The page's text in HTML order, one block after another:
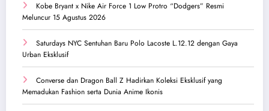
Kobe Bryant x Nike Air Force 1 Low Protro “Dodgers” Resmi
Meluncur 15 Agustus 2026
Saturdays NYC Sentuhan Baru Polo Lacoste L.12.12 dengan Gaya
Urban Eksklusif
Converse dan Dragon Ball Z Hadirkan Koleksi Eksklusif yang
Memadukan Fashion serta Dunia Anime Ikonis